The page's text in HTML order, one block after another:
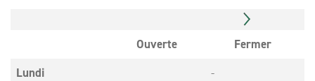
Ouverte
Fermer
Lundi
-